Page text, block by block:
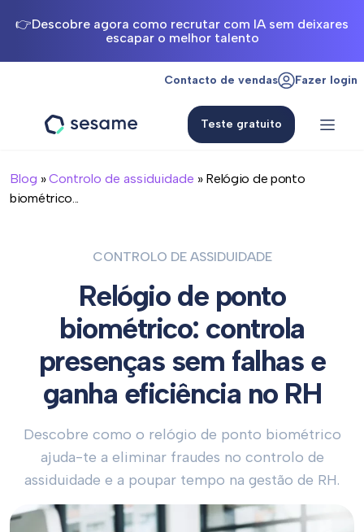
👉Descobre agora como recrutar com IA sem deixares
escapar o melhor talento
Contacto de vendas Fazer login
Teste gratuito
Blog »Controlo de assiduidade » Relógio de ponto
biométrico...
CONTROLO DE ASSIDUIDADE
Relógio de ponto
biométrico: controla
presenças sem falhas e
ganha eficiência no RH
Descobre como o relógio de ponto biométrico
ajuda-te a eliminar fraudes no controlo de
assiduidade e a poupar tempo na gestão de RH.